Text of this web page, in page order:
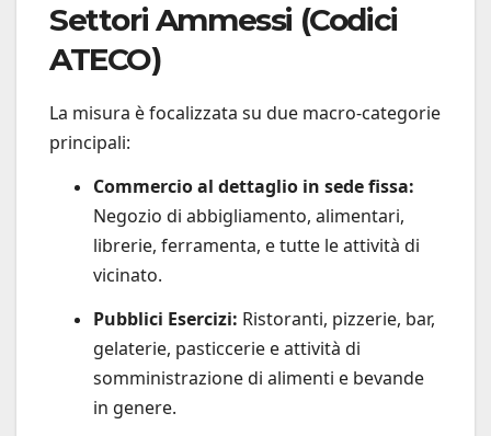
Settori Ammessi (Codici
ATECO)
La misura è focalizzata su due macro-categorie
principali:
Commercio al dettaglio in sede fissa:
Negozio di abbigliamento, alimentari,
librerie, ferramenta, e tutte le attività di
vicinato.
Pubblici Esercizi: Ristoranti, pizzerie, bar,
gelaterie, pasticcerie e attività di
somministrazione di alimenti e bevande
in genere.